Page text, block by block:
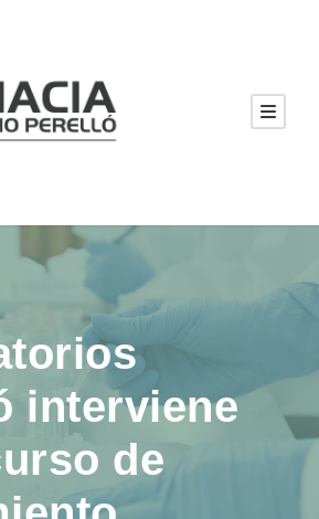
interviene
de